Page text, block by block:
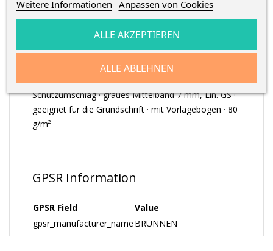
ARTIKELDETAILS
Schutzumschlag · graues Mittelband 7 mm, Lin. GS ·
geeignet für die Grundschrift · mit Vorlagebogen · 80
g/m²
GPSR Information
GPSR Field
Value
gpsr_manufacturer_name BRUNNEN
Weitere Informationen Anpassen von Cookies
ALLE ABLEHNEN
ALLE AKZEPTIEREN